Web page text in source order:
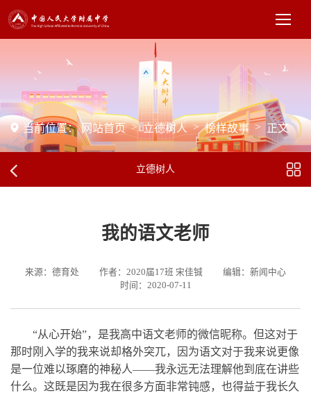
当前位置： 网站首页 > 立德树人 > 榜样故事 > 正文
立德树人
我的语文老师
来源：德育处 作者：2020届17班 宋佳铖
编辑：新闻中心
时间：2020-07-11
“从心开始”，是我高中语文老师的微信昵称。但这对于
那时刚入学的我来说却格外突兀，因为语文对于我来说更像
是一位难以琢磨的神秘人——我永远无法理解他到底在讲些
什么。这既是因为我在很多方面非常钝感，也得益于我长久